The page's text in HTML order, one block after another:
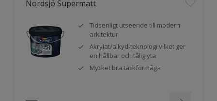
Nordsjö Supermatt
Tidsenligt utseende till modern
arkitektur
Akrylat/alkyd-teknologi vilket ger
en hållbar och tålig yta
Mycket bra täckförmåga